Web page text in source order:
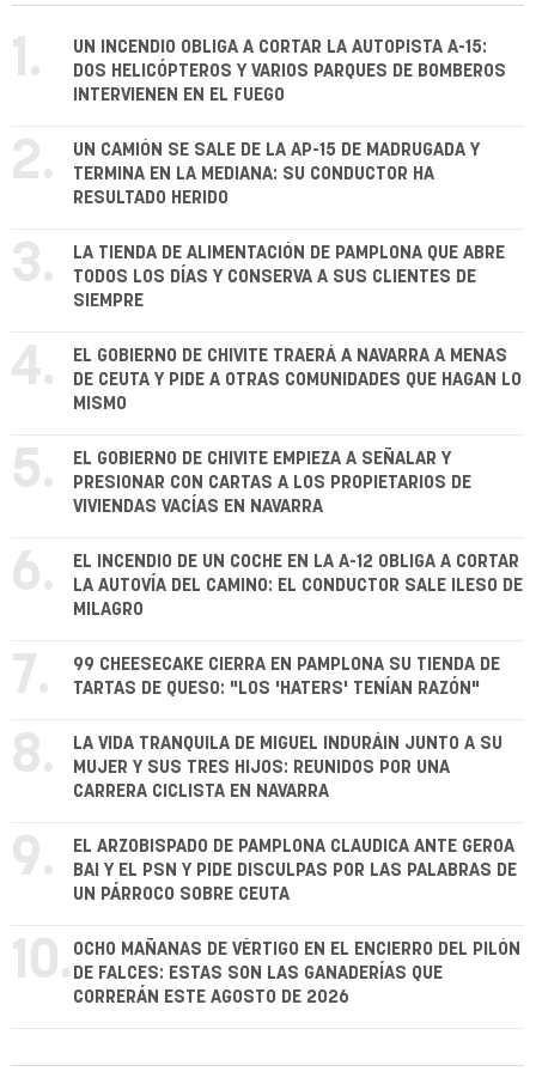
1.
UN INCENDIO OBLIGA A CORTAR LA AUTOPISTA A-15:
DOS HELICÓPTEROS Y VARIOS PARQUES DE BOMBEROS
INTERVIENEN EN EL FUEGO
2.
UN CAMIÓN SE SALE DE LA AP-15 DE MADRUGADA Y
TERMINA EN LA MEDIANA: SU CONDUCTOR HA
RESULTADO HERIDO
3.
LA TIENDA DE ALIMENTACIÓN DE PAMPLONA QUE ABRE
TODOS LOS DÍAS Y CONSERVA A SUS CLIENTES DE
SIEMPRE
4.
EL GOBIERNO DE CHIVITE TRAERÁ A NAVARRA A MENAS
DE CEUTA Y PIDE A OTRAS COMUNIDADES QUE HAGAN LO
MISMO
5.
EL GOBIERNO DE CHIVITE EMPIEZA A SEÑALAR Y
PRESIONAR CON CARTAS A LOS PROPIETARIOS DE
VIVIENDAS VACÍAS EN NAVARRA
6.
EL INCENDIO DE UN COCHE EN LA A-12 OBLIGA A CORTAR
LA AUTOVÍA DEL CAMINO: EL CONDUCTOR SALE ILESO DE
MILAGRO
7.
99 CHEESECAKE CIERRA EN PAMPLONA SU TIENDA DE
TARTAS DE QUESO: "LOS 'HATERS' TENÍAN RAZÓN"
8.
LA VIDA TRANQUILA DE MIGUEL INDURÁIN JUNTO A SU
MUJER Y SUS TRES HIJOS: REUNIDOS POR UNA
CARRERA CICLISTA EN NAVARRA
9.
EL ARZOBISPADO DE PAMPLONA CLAUDICA ANTE GEROA
BAI Y EL PSN Y PIDE DISCULPAS POR LAS PALABRAS DE
UN PÁRROCO SOBRE CEUTA
10. OCHO MAÑANAS DE VÉRTIGO EN EL ENCIERRO DEL PILÓN
DE FALCES: ESTAS SON LAS GANADERÍAS QUE
CORRERÁN ESTE AGOSTO DE 2026